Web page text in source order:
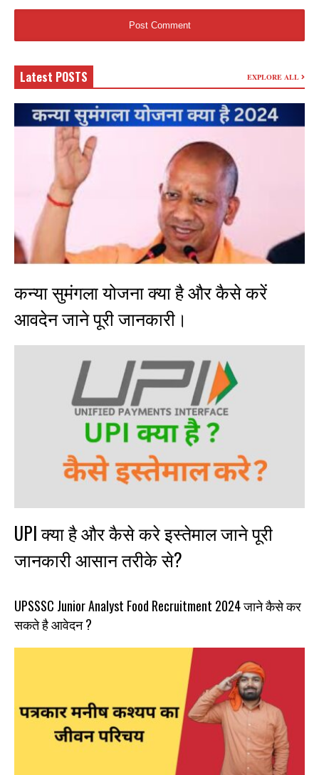
Latest POSTS EXPLORE ALL
कन्या सुमंगला योजना क्या है और कैसे करें
आवदेन जाने पूरी जानकारी।
UPI क्या है और कैसे करे इस्तेमाल जाने पूरी
जानकारी आसान तरीके से?
UPSSSC Junior Analyst Food Recruitment 2024 जाने कैसे कर
सकते है आवेदन ?